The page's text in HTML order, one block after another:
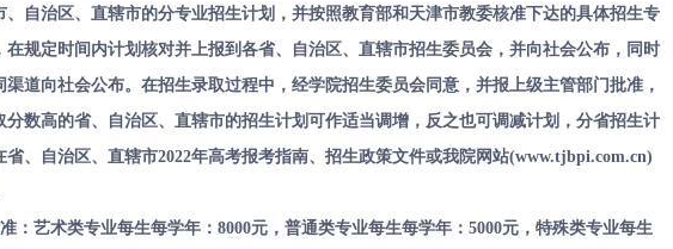
、自治区、直辖市的分专业招生计划，并按照教育部和天津市教委核准下达的具体招生专
在规定时间内计划核对并上报到各省、自治区、直辖市招生委员会，并向社会公布，同时
渠道向社会公布。在招生录取过程中，经学院招生委员会同意，并报上级主管部门批准，
分数高的省、自治区、直辖市的招生计划可作适当调增，反之也可调减计划，分省招生计
省、自治区、直辖市2022年高考报考指南、招生政策文件或我院网站(www.tjbpi.com.cn)
：艺术类专业每生每学年：8000元，普通类专业每生每学年：5000元，特殊类专业每生